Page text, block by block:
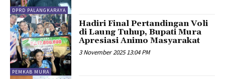
DPRD PALANGKARAYA
PEMKAB MURA
Hadiri Final Pertandingan Voli
di Laung Tuhup, Bupati Mura
Apresiasi Animo Masyarakat
3 November 2025 13:04 PM